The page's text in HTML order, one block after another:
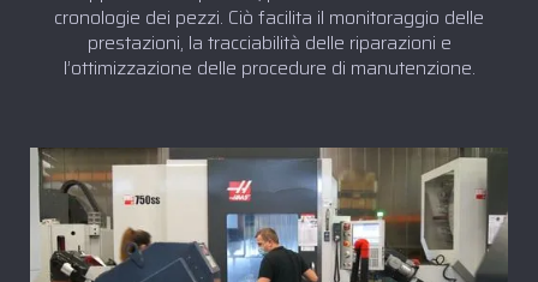
cronologie dei pezzi. Ciò facilita il monitoraggio delle
prestazioni, la tracciabilità delle riparazioni e
l’ottimizzazione delle procedure di manutenzione.